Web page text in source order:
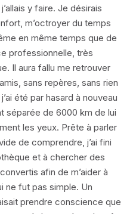
y faire. Je désirais
m’octroyer du temps
en même temps que de
professionnelle, très
Il aura fallu me retrouver
sans repères, sans rien
été par hasard à nouveau
séparée de 6000 km de lui
les yeux. Prête à parler
de comprendre, j’ai fini
et à chercher des
afin de m’aider à
ne fut pas simple. Un
prendre conscience que